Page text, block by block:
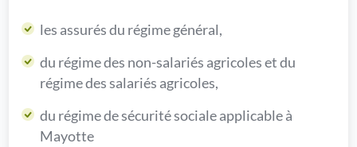
les assurés du régime général,
du régime des non-salariés agricoles et du
régime des salariés agricoles,
du régime de sécurité sociale applicable à
Mayotte